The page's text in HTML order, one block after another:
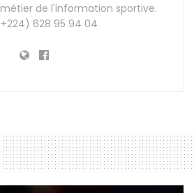
de l'information sportive.
628 95 94 04